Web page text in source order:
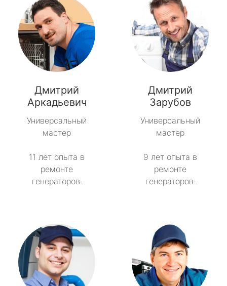
Дмитрий
Аркадьевич
Универсальный
мастер
11 лет опыта в
ремонте
генераторов.
Дмитрий
Зарубов
Универсальный
мастер
9 лет опыта в
ремонте
генераторов.